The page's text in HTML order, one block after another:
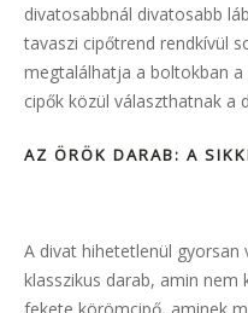
divatosabbnál divatosabb
tavaszi cipőtrend rendkívül
megtalálhatja a boltokban a
cipők közül választhatnak a
AZ ÖRÖK DARAB: A
A divat hihetetlenül
klasszikus darab, amin nem